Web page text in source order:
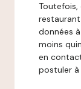
Toutefois,
données
moins
en
postuler à